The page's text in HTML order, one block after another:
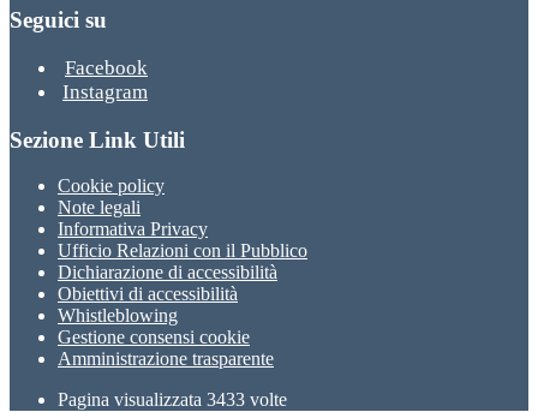
Seguici su
Facebook
Instagram
Sezione Link Utili
Cookie policy
Note legali
Informativa Privacy
Ufficio Relazioni con il Pubblico
Dichiarazione di accessibilità
Obiettivi di accessibilità
Whistleblowing
Gestione consensi cookie
Amministrazione trasparente
Pagina visualizzata 3433 volte